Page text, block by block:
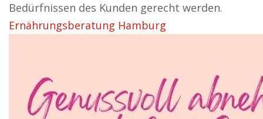
Bedürfnissen des Kunden gerecht werden.
Ernährungsberatung Hamburg